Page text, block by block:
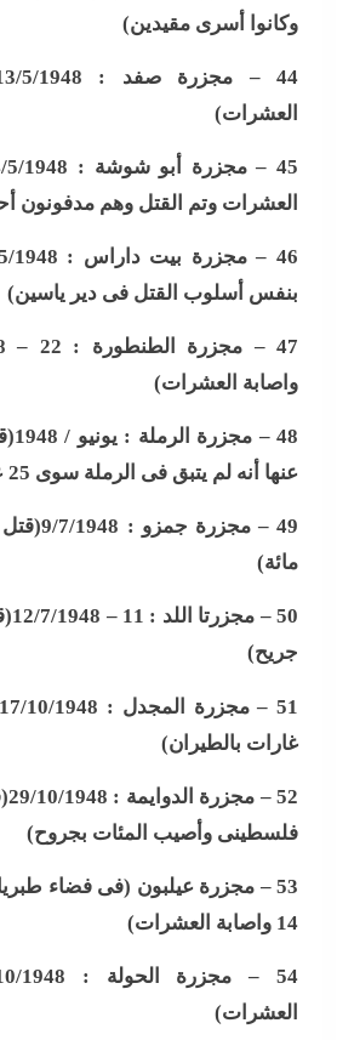
وكانوا أسرى مقيدين)
44 –
العشرات)
45 –
العشرات وتم القتل وهم مدفونون
46 –
بنفس أسلوب القتل فى دير ياسين)
47 –
واصابة العشرات)
48 –
عنها أنه لم يتبق فى الرملة سوى 25 عائلة بعدها
49 –
مائة)
50 –
جريح)
51 –
غارات بالطيران)
52 –
فلسطينى وأصيب المئات بجروح)
53 –
14 واصابة العشرات
)
54 –
العشرات)